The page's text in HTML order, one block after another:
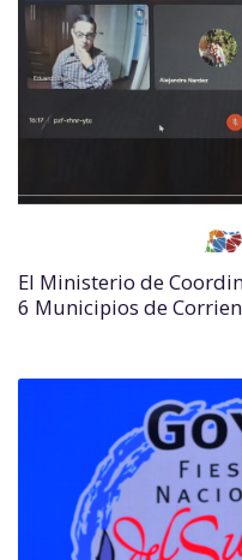
El Ministerio de
6 Municipios de